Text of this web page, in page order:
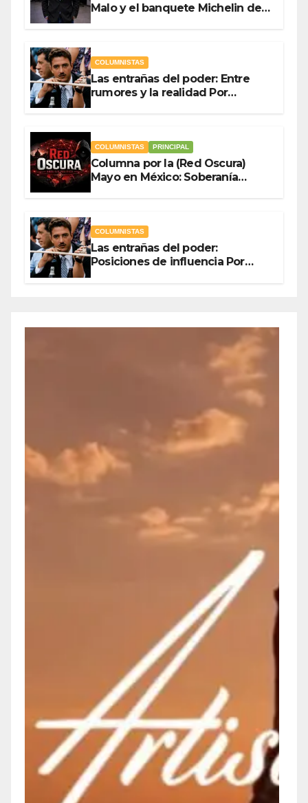
Malo y el banquete Michelin del
COLUMNISTAS
Las entrañas del poder: Entre
rumores y la realidad Por
COLUMNISTAS PRINCIPAL
Columna por la (Red Oscura)
Mayo en México: Soberanía
COLUMNISTAS
Las entrañas del poder:
Posiciones de influencia Por